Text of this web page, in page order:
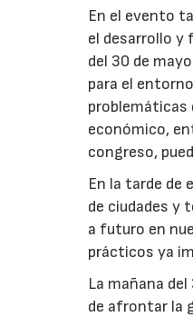
En el evento
el desarrollo y
del 30 de
para el
problemáticas
económico,
congreso,
En la tarde de
de ciudades y
a futuro en
prácticos ya
La mañana
de afrontar la